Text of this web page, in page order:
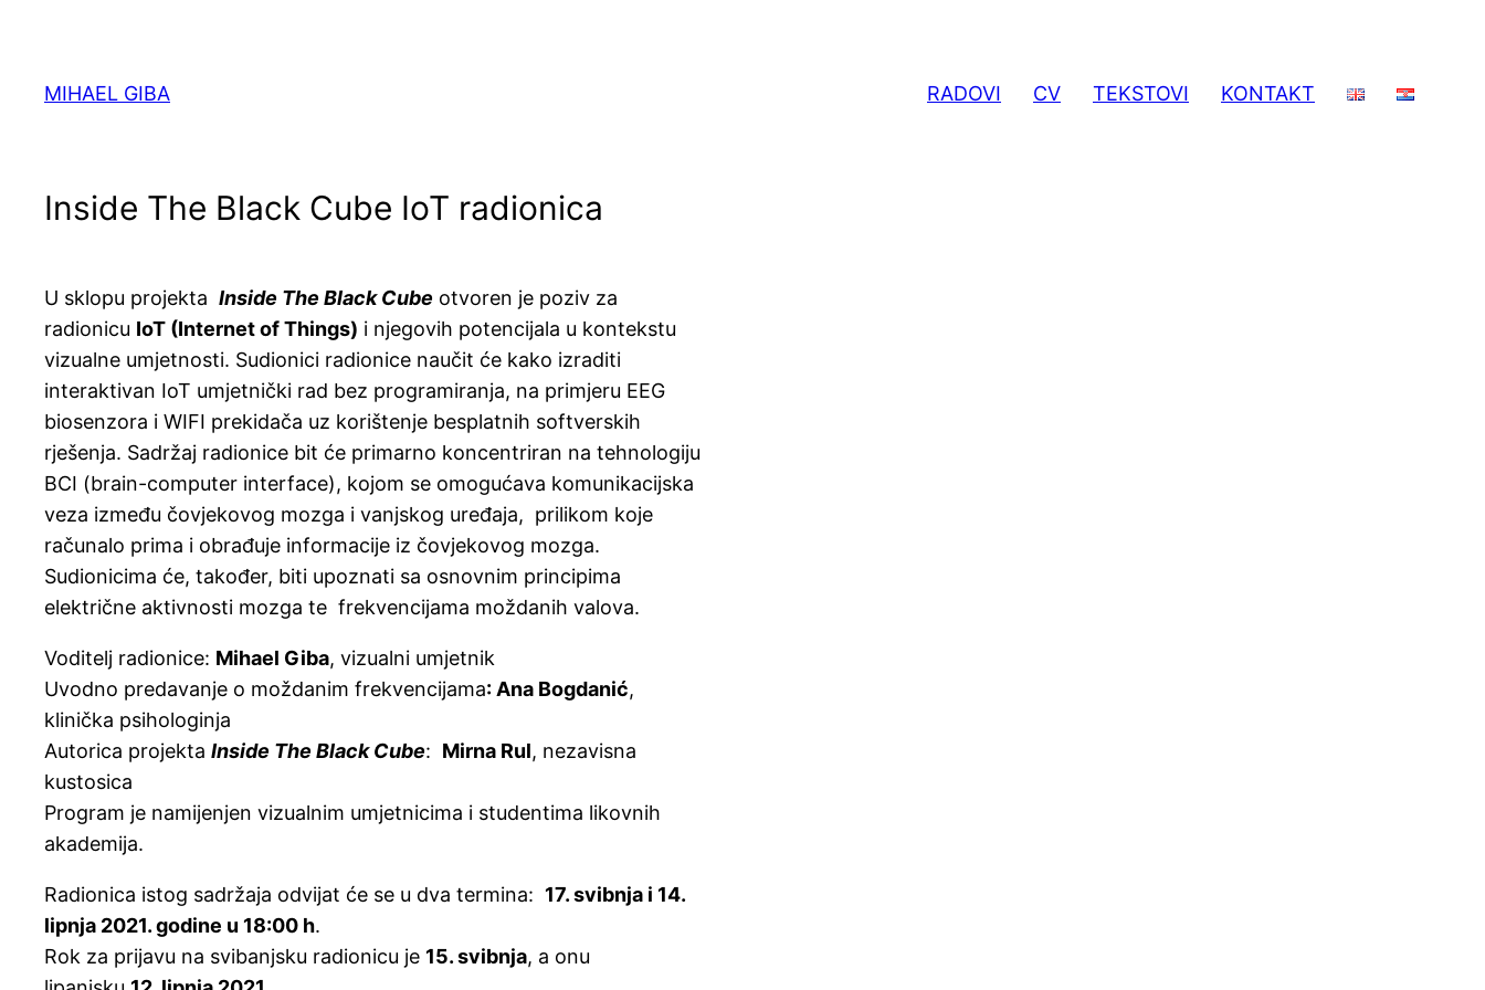
sadržaja
MIHAEL GIBA RADOVI CV TEKSTOVI KONTAKT
Inside The Black Cube IoT radionica
U sklopu projekta Inside The Black Cube otvoren je poziv za
radionicu IoT (Internet of Things) i njegovih potencijala u kontekstu
vizualne umjetnosti. Sudionici radionice naučit će kako izraditi
interaktivan IoT umjetnički rad bez programiranja, na primjeru EEG
biosenzora i WIFI prekidača uz korištenje besplatnih softverskih
rješenja. Sadržaj radionice bit će primarno koncentriran na tehnologiju
BCI (brain-computer interface), kojom se omogućava komunikacijska
veza između čovjekovog mozga i vanjskog uređaja, prilikom koje
računalo prima i obrađuje informacije iz čovjekovog mozga.
Sudionicima će, također, biti upoznati sa osnovnim principima
električne aktivnosti mozga te frekvencijama moždanih valova.
Voditelj radionice: Mihael Giba, vizualni umjetnik
Uvodno predavanje o moždanim frekvencijama: Ana Bogdanić,
klinička psihologinja
Autorica projekta Inside The Black Cube: Mirna Rul, nezavisna
kustosica
Program je namijenjen vizualnim umjetnicima i studentima likovnih
akademija.
Radionica istog sadržaja odvijat će se u dva termina: 17. svibnja i 14.
lipnja 2021. godine u 18:00 h.
Rok za prijavu na svibanjsku radionicu je 15. svibnja, a onu